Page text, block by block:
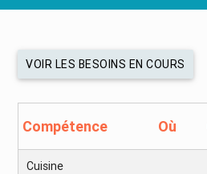
VOIR LES BESOINS EN COURS
Compétence Où
Cuisine